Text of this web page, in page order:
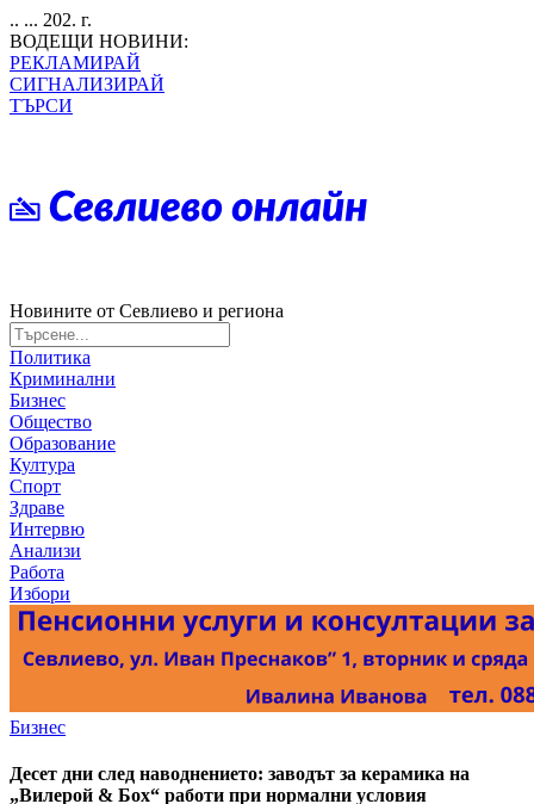
.. ... 202. г.
ВОДЕЩИ НОВИНИ:
РЕКЛАМИРАЙ
СИГНАЛИЗИРАЙ
ТЪРСИ
Новините от Севлиево и региона
Политика
Криминални
Бизнес
Общество
Образование
Култура
Спорт
Здраве
Интервю
Анализи
Работа
Избори
Бизнес
Десет дни след наводнението: заводът за керамика на
„Вилерой & Бох“ работи при нормални условия